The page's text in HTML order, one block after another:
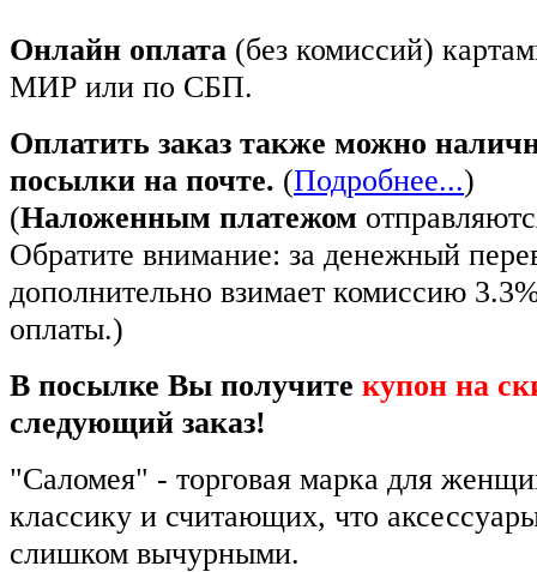
Онлайн оплата (без комиссий)
МИР или по СБП.
Оплатить заказ также можно
посылки на почте. (Подробнее...)
(Наложенным платежом
Обратите внимание: за денежный
дополнительно взимает комиссию
оплаты.)
В посылке Вы получите купон на
следующий заказ!
"Саломея" - торговая марка для
классику и считающих, что
слишком вычурными.